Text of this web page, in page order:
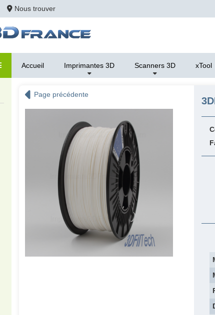
Nous trouver
Accueil Imprimantes 3D Scanners 3D xTool
Page précédente